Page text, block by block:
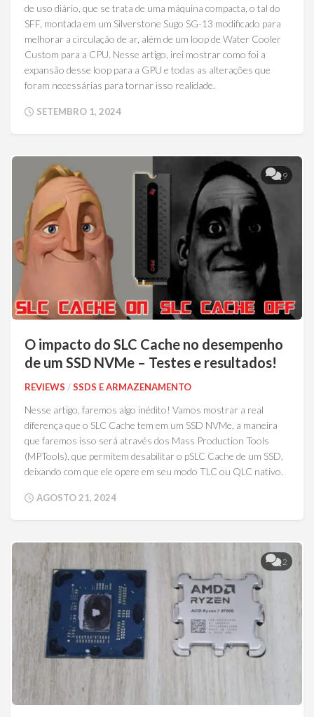
de uso diário, que se trata de uma máquina compacta, o tal do
SFF, montada em um Silverstone Sugo SG-13 modificado para
melhorar a circulação de ar, além de um loop de Water Cooler
Custom para a CPU. Nesse artigo, irei mostrar como foi a
expansão desse loop para a GPU e todas as alterações que
foram necessárias para tornar isso realidade.
SETEMBRO 1, 2024
9
O impacto do SLC Cache no desempenho
de um SSD NVMe – Testes e resultados!
REVIEWS /SSDS E ARMAZENAMENTO
Nesse artigo, faremos algo inédito! Vamos mostrar a real
diferença que o SLC Cache tem em um SSD NVMe, a maneira
que faremos isso será através dos Mass Production Tools
(MPTools), que permitem desabilitar o pSLC Cache de um SSD,
deixando com que ele opere em seu modo TLC ou QLC nativo.
AGOSTO 21, 2024
2